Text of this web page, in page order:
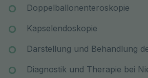
Doppelballonenteroskopie
Kapselendoskopie
Darstellung und Behandlung
Diagnostik und Therapie bei